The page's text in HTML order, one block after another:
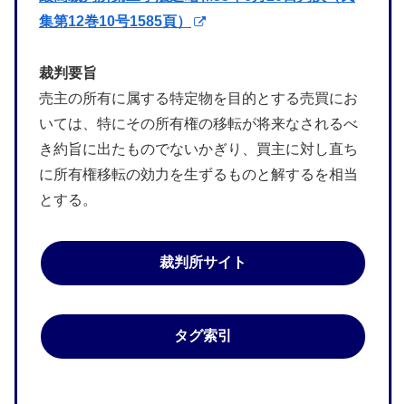
集第12巻10号1585頁）
裁判要旨
売主の所有に属する特定物を目的とする売買にお
いては、特にその所有権の移転が将来なされるべ
き約旨に出たものでないかぎり、買主に対し直ち
に所有権移転の効力を生ずるものと解するを相当
とする。
裁判所サイト
タグ索引